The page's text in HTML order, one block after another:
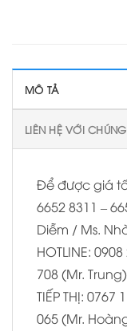
MÔ TẢ
LIÊN HỆ VỚI
Để được giá
6652 8311 –
Diễm / Ms.
HOTLINE:
708 (Mr.
TIẾP THỊ:
065 (Mr.